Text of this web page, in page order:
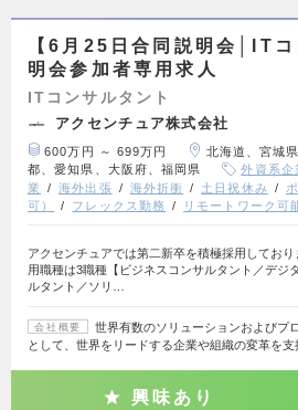
【6月25日合同説明会│IT
明会参加者専用求人
ITコンサルタント
アクセンチュア株式会社
600万円 ～ 699万円
北海道、宮城
都、愛知県、大阪府、福岡県
外資系企
業
海外出張 海外折衝 土日祝休み
可）
フレックス勤務 リモートワーク可
アクセンチュアでは第二新卒を積極採用しており
用職種は3職種【ビジネスコンサルタント／デジ
ルタント／ソリ…
会社概要
世界有数のソリューションおよびプ
として、世界をリードする企業や組織の変革を
興味あり